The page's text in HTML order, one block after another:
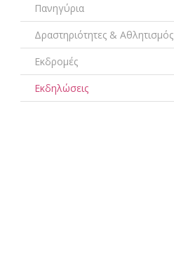
Πανηγύρια
Δραστηριότητες & Αθλητισμός
Εκδρομές
Εκδηλώσεις